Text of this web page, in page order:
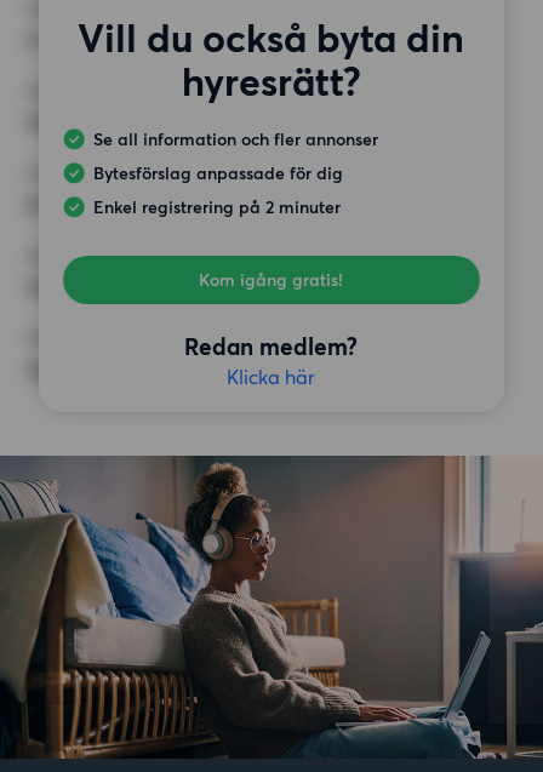
Vill du också byta din
hyresrätt?
Se all information och fler annonser
Bytesförslag anpassade för dig
Enkel registrering på 2 minuter
Kom igång gratis!
Redan medlem?
Klicka här
MINST ANTAL KVADRATMETER
HÖGSTA HYRA
8 000 kr
Inga speciella krav
ÖVRIGA PREFERENSER
Inga speciella preferenser